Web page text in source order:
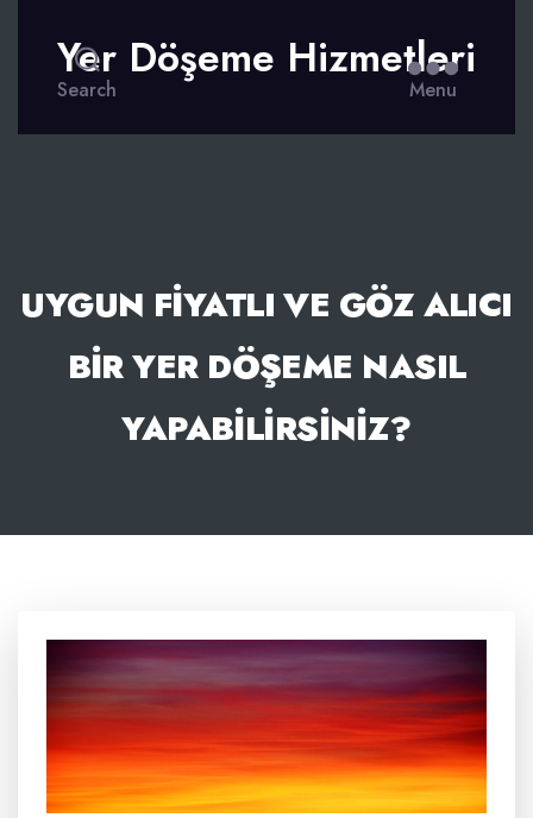
Search
Yer Döşeme Hizmetleri
Menu
UYGUN FIYATLI VE GÖZ ALICI
BIR YER DÖŞEME NASIL
YAPABILIRSINIZ?